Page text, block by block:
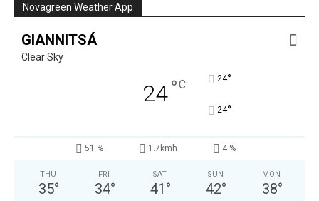
Novagreen Weather App
GIANNITSÁ
Clear Sky
24°C 24°
24°
51 % 1.7kmh 4 %
THU
35°
FRI
34°
SAT
41 °
SUN
42°
MON
38°